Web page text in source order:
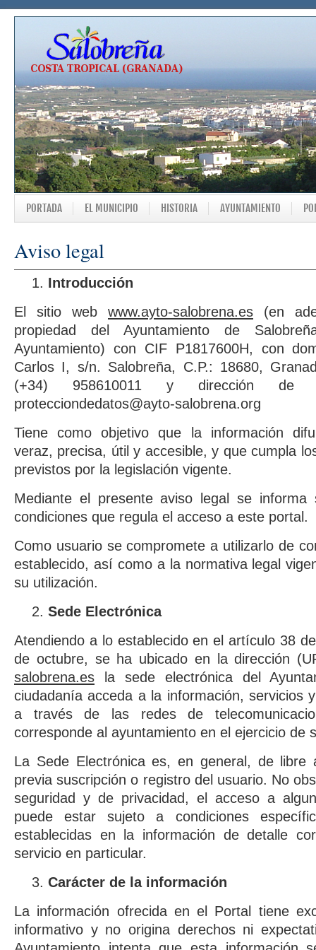
PORTADA EL MUNICIPIO HISTORIA AYUNTAMIENTO
Aviso legal
Introducción
El sitio web www.ayto-salobrena.es (en
propiedad del Ayuntamiento de
Ayuntamiento) con CIF P1817600H, con
Carlos I, s/n. Salobreña, C.P.: 18680,
(+34) 958610011 y dirección de
protecciondedatos@ayto-salobrena.org
Tiene como objetivo que la información
veraz, precisa, útil y accesible, y que cumpla
previstos por la legislación vigente.
Mediante el presente aviso legal se
condiciones que regula el acceso a este portal.
Como usuario se compromete a utilizarlo de
establecido, así como a la normativa legal
su utilización.
Sede Electrónica
Atendiendo a lo establecido en el artículo 38
de octubre, se ha ubicado en la dirección
salobrena.es la sede electrónica del
ciudadanía acceda a la información, servicios
a través de las redes de
corresponde al ayuntamiento en el ejercicio de
La Sede Electrónica es, en general, de libre
previa suscripción o registro del usuario. No
seguridad y de privacidad, el acceso a
puede estar sujeto a condiciones
establecidas en la información de detalle
servicio en particular.
Carácter de la información
La información ofrecida en el Portal tiene
informativo y no origina derechos ni